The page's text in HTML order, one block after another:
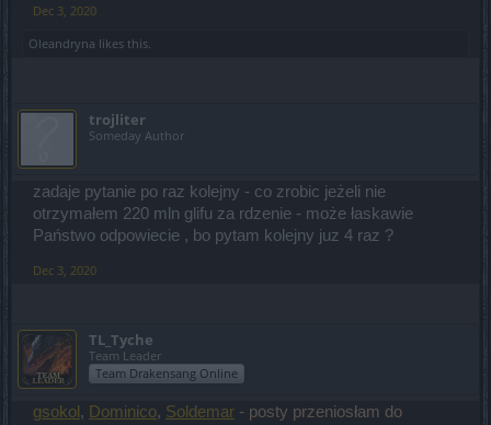
Dec 3, 2020
Oleandryna likes this.
trojliter
Someday Author
zadaje pytanie po raz kolejny - co zrobic jeżeli nie
otrzymałem 220 mln glifu za rdzenie - może łaskawie
Państwo odpowiecie , bo pytam kolejny juz 4 raz ?
Dec 3, 2020
TL_Tyche
Team Leader
Team Drakensang Online
gsokol , Dominico, Soldemar - posty przeniosłam do